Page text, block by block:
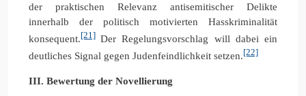
der praktischen Relevanz antisemitischer Delikte
innerhalb der politisch motivierten Hasskriminalität
konsequent.[21] Der Regelungsvorschlag will dabei ein
deutliches Signal gegen Judenfeindlichkeit setzen.[22]
III. Bewertung der Novellierung